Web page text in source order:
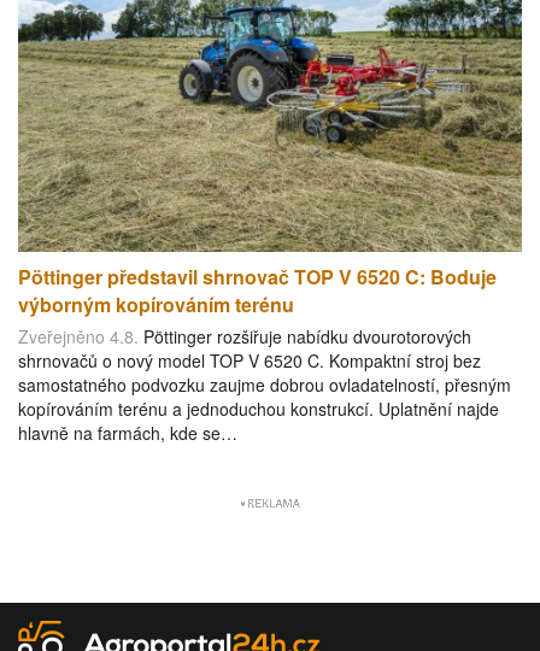
Pöttinger představil shrnovač TOP V 6520 C: Boduje
výborným kopírováním terénu
Zveřejněno 4.8. Pöttinger rozšiřuje nabídku dvourotorových
shrnovačů o nový model TOP V 6520 C. Kompaktní stroj bez
samostatného podvozku zaujme dobrou ovladatelností, přesným
kopírováním terénu a jednoduchou konstrukcí. Uplatnění najde
hlavně na farmách, kde se…